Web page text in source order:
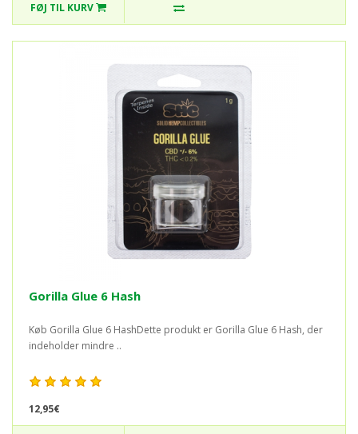
FØJ TIL KURV
Gorilla Glue 6 Hash
Køb Gorilla Glue 6 HashDette produkt er Gorilla Glue 6 Hash, der
indeholder mindre ..
12,95€